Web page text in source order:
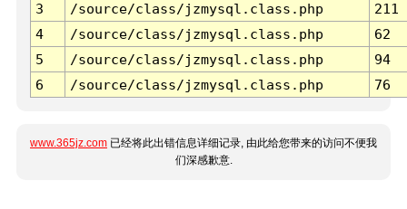
3 /source/class/jzmysql.class.php
211
4
/source/class/jzmysql.class.php
62
5
/source/class/jzmysql.class.php
94
6
/source/class/jzmysql.class.php 76
www.365jz.com 已经将此出错信息详细记录, 由此给您带来的访问不便我
们深感歉意.